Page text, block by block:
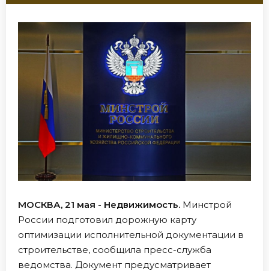
МОСКВА, 21 мая - Недвижимость. Минстрой
России подготовил дорожную карту
оптимизации исполнительной документации в
строительстве, сообщила пресс-служба
ведомства. Документ предусматривает